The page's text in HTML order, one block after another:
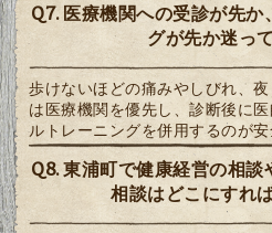
Q7. 医療機関への受診が先
グが先か迷っ
歩けないほどの痛みやしびれ、
は医療機関を優先し、診断後に
ルトレーニングを併用するのが安
Q8. 東浦町で健康経営の相
相談はどこにすれ